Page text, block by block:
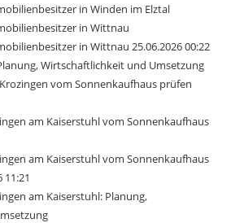
in Winden im Elztal
in Wittnau
in Wittnau 25.06.2026 00:22
Wirtschaftlichkeit und Umsetzung
vom Sonnenkaufhaus prüfen
am Kaiserstuhl vom Sonnenkaufhaus
am Kaiserstuhl vom Sonnenkaufhaus
11:21
am Kaiserstuhl: Planung,